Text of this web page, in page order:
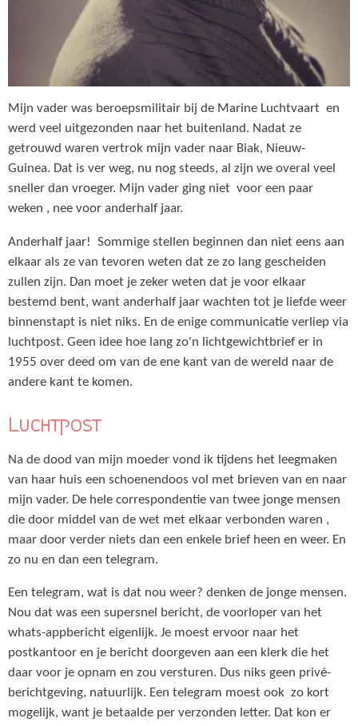
Mijn vader was beroepsmilitair bij de Marine Luchtvaart en
werd veel uitgezonden naar het buitenland. Nadat ze
getrouwd waren vertrok mijn vader naar Biak, Nieuw-
Guinea. Dat is ver weg, nu nog steeds, al zijn we overal veel
sneller dan vroeger. Mijn vader ging niet voor een paar
weken , nee voor anderhalf jaar.
Anderhalf jaar! Sommige stellen beginnen dan niet eens aan
elkaar als ze van tevoren weten dat ze zo lang gescheiden
zullen zijn. Dan moet je zeker weten dat je voor elkaar
bestemd bent, want anderhalf jaar wachten tot je liefde weer
binnenstapt is niet niks. En de enige communicatie verliep via
luchtpost. Geen idee hoe lang zo'n lichtgewichtbrief er in
1955 over deed om van de ene kant van de wereld naar de
andere kant te komen.
Luchtpost
Na de dood van mijn moeder vond ik tijdens het leegmaken
van haar huis een schoenendoos vol met brieven van en naar
mijn vader. De hele correspondentie van twee jonge mensen
die door middel van de wet met elkaar verbonden waren ,
maar door verder niets dan een enkele brief heen en weer. En
zo nu en dan een telegram.
Een telegram, wat is dat nou weer? denken de jonge mensen.
Nou dat was een supersnel bericht, de voorloper van het
whats-appbericht eigenlijk. Je moest ervoor naar het
postkantoor en je bericht doorgeven aan een klerk die het
daar voor je opnam en zou versturen. Dus niks geen privé-
berichtgeving, natuurlijk. Een telegram moest ook zo kort
mogelijk, want je betaalde per verzonden letter. Dat kon er